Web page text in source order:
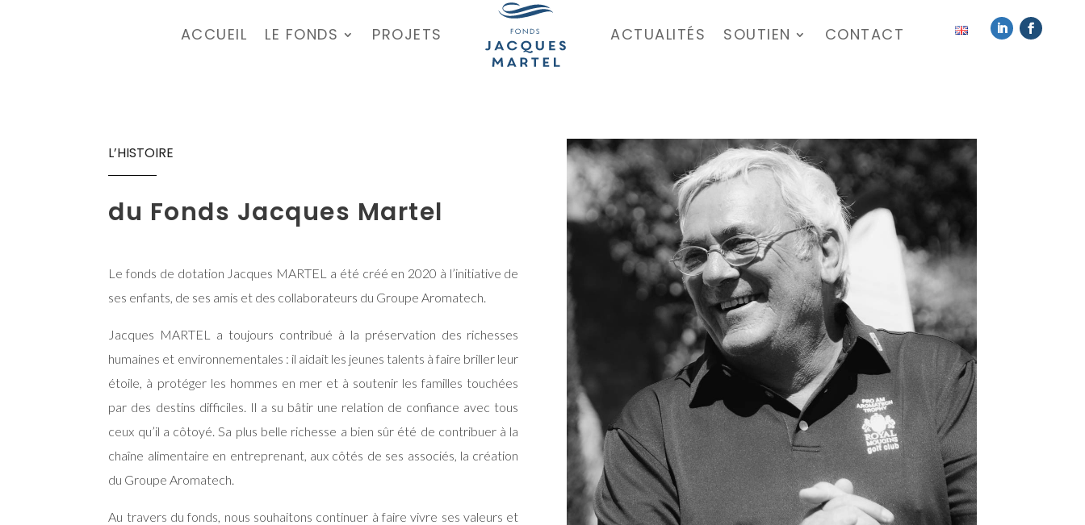
ACCUEIL LE FONDS PROJETS ACTUALITÉS SOUTIEN CONTACT
L’HISTOIRE
du Fonds Jacques Martel
Le fonds de dotation Jacques MARTEL a été créé en 2020 à l’initiative de
ses enfants, de ses amis et des collaborateurs du Groupe Aromatech.
Jacques MARTEL a toujours contribué à la préservation des richesses
humaines et environnementales : il aidait les jeunes talents à faire briller leur
étoile, à protéger les hommes en mer et à soutenir les familles touchées
par des destins difficiles. Il a su bâtir une relation de confiance avec tous
ceux qu’il a côtoyé. Sa plus belle richesse a bien sûr été de contribuer à la
chaîne alimentaire en entreprenant, aux côtés de ses associés, la création
du Groupe Aromatech.
Au travers du fonds, nous souhaitons continuer à faire vivre ses valeurs et